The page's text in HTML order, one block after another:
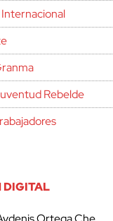
Rebelde
DIGITAL